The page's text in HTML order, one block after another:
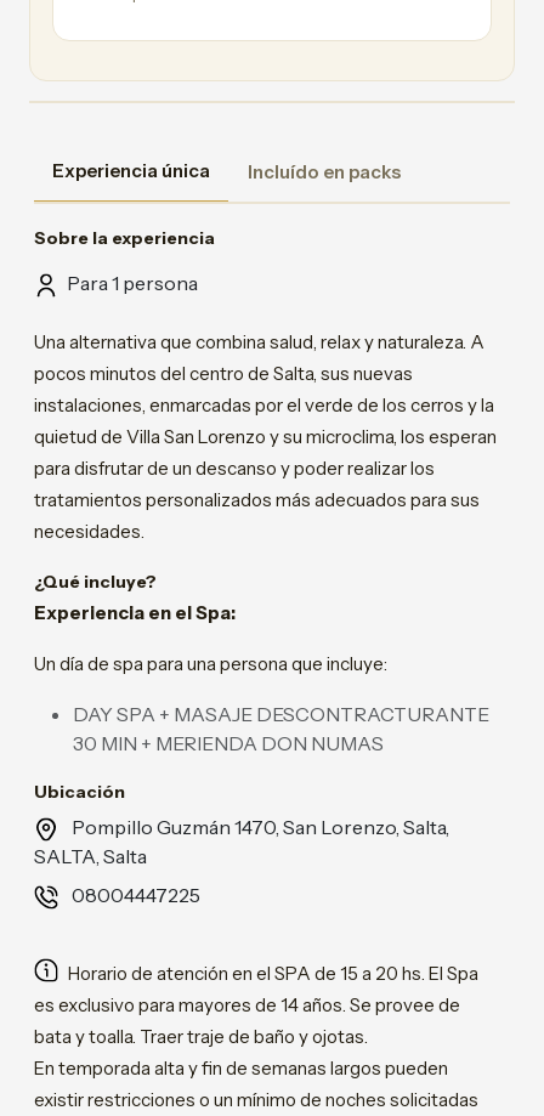
Experiencia única Incluído en packs
Sobre la experiencia
Para 1 persona
Una alternativa que combina salud, relax y naturaleza. A
pocos minutos del centro de Salta, sus nuevas
instalaciones, enmarcadas por el verde de los cerros y la
quietud de Villa San Lorenzo y su microclima, los esperan
para disfrutar de un descanso y poder realizar los
tratamientos personalizados más adecuados para sus
necesidades.
¿Qué incluye?
Experiencia en el Spa:
Un día de spa para una persona que incluye:
DAY SPA + MASAJE DESCONTRACTURANTE
30 MIN + MERIENDA DON NUMAS
Ubicación
Pompillo Guzmán 1470, San Lorenzo, Salta,
SALTA, Salta
08004447225
Horario de atención en el SPA de 15 a 20 hs. El Spa
es exclusivo para mayores de 14 años. Se provee de
bata y toalla. Traer traje de baño y ojotas.
En temporada alta y fin de semanas largos pueden
existir restricciones o un mínimo de noches solicitadas